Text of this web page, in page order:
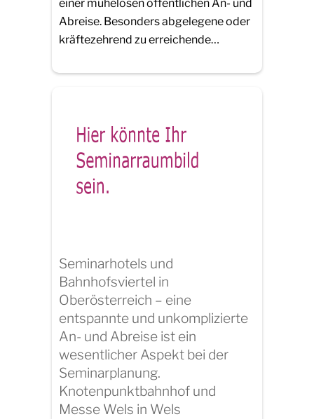
einer mühelosen öffentlichen An- und
Abreise. Besonders abgelegene oder
kräftezehrend zu erreichende…
Seminarhotels und
Bahnhofsviertel in
Oberösterreich – eine
entspannte und unkomplizierte
An- und Abreise ist ein
wesentlicher Aspekt bei der
Seminarplanung.
Knotenpunktbahnhof und
Messe Wels in Wels